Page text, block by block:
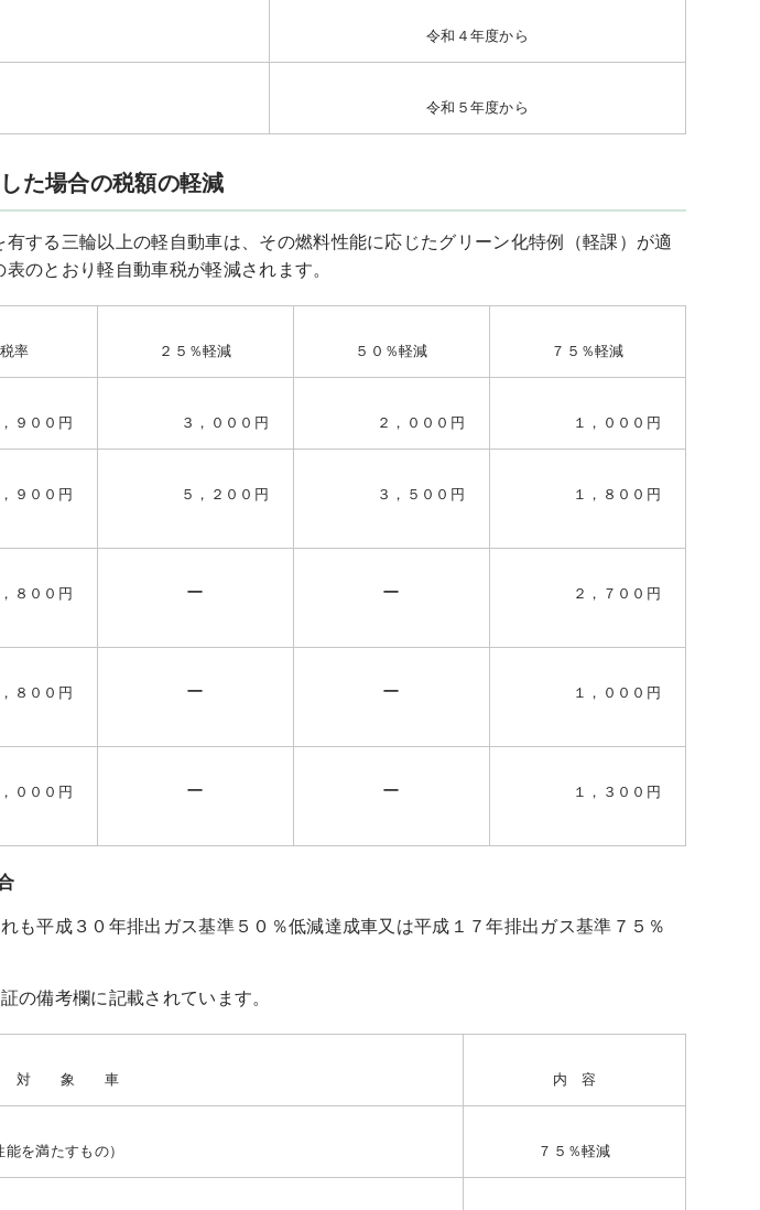
令和４年度から
令和５年度から
た場合の税額の軽減
する三輪以上の軽自動車は、その燃料性能に応じたグリーン化特例（軽課）が適
のとおり軽自動車税が軽減されます。
率 ２５％軽減 ５０％軽減 ７５％軽減
９００円 ３，０００円 ２，０００円 １，０００円
９００円 ５，２００円 ３，５００円 １，８００円
８００円 ー ー ２，７００円
８００円 ー ー １，０００円
０００円 ー ー １，３００円
も平成３０年排出ガス基準５０％低減達成車又は平成１７年排出ガス基準７５％
の備考欄に記載されています。
対 象 車 内 容
を満たすもの） ７５％軽減